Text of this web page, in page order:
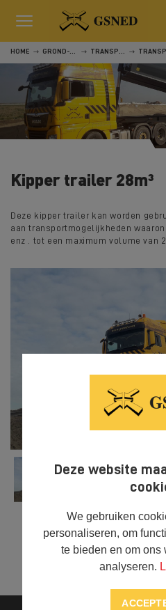
Deze website
We gebruiken
personaliseren, om
te bieden en om ons
analyseren.
HOME GROND-, WEG- EN WATERWERKEN TRANSPORT
Kipper trailer 28m³
Deze kipper trailer kan worden
aan transportmogelijkheden
enz . tot een maximum volume van